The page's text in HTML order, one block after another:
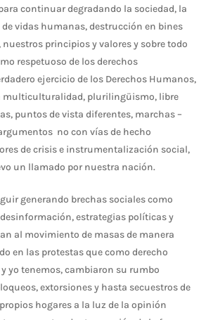
continuar degradando la sociedad, la
vidas humanas, destrucción en bines
principios y valores y sobre todo
respetuoso de los derechos
ejercicio de los Derechos Humanos,
multiculturalidad, plurilingüismo, libre
puntos de vista diferentes, marchas –
no con vías de hecho
de crisis e instrumentalización social,
un llamado por nuestra nación.
generando brechas sociales como
estrategias políticas y
al movimiento de masas de manera
en las protestas que como derecho
yo tenemos, cambiaron su rumbo
extorsiones y hasta secuestros de
hogares a la luz de la opinión